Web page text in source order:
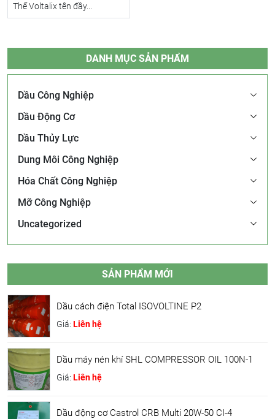
Thế Voltalix tên đầy...
DANH MỤC SẢN PHẨM
Dầu Công Nghiệp
Dầu Động Cơ
Dầu Thủy Lực
Dung Môi Công Nghiệp
Hóa Chất Công Nghiệp
Mỡ Công Nghiệp
Uncategorized
SẢN PHẨM MỚI
Dầu cách điện Total ISOVOLTINE P2
Giá: Liên hệ
Dầu máy nén khí SHL COMPRESSOR OIL 100N-1
Giá: Liên hệ
Dầu động cơ Castrol CRB Multi 20W-50 CI-4